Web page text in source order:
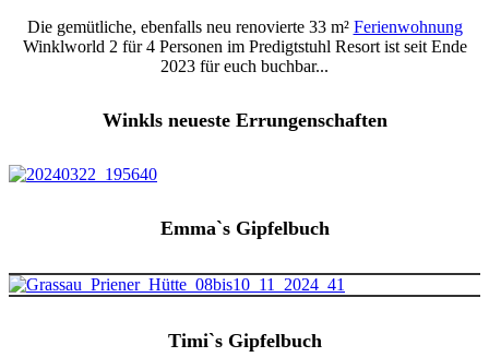
Die gemütliche, ebenfalls neu renovierte 33 m² Ferienwohnung
Winklworld 2 für 4 Personen im Predigtstuhl Resort ist seit Ende
2023 für euch buchbar...
Winkls neueste Errungenschaften
Emma`s Gipfelbuch
Timi`s Gipfelbuch